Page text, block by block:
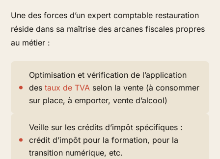
Une des forces d’un expert comptable restauration
réside dans sa maîtrise des arcanes fiscales propres
au métier :
Optimisation et vérification de l’application
destaux de TVA selon la vente (à consommer
sur place, à emporter, vente d’alcool)
Veille sur les crédits d’impôt spécifiques :
crédit d’impôt pour la formation, pour la
transition numérique, etc.